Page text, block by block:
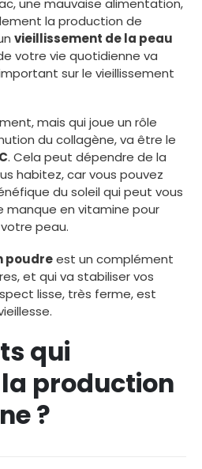
la production de
vieillissement de la peau
votre vie quotidienne va
sur le vieillissement
mais qui joue un rôle
du collagène, va être le
. Cela peut dépendre de la
habitez, car vous pouvez
du soleil qui peut vous
en vitamine pour
peau.
poudreest un complément
et qui va stabiliser vos
lisse, très ferme, est
qui
production
?